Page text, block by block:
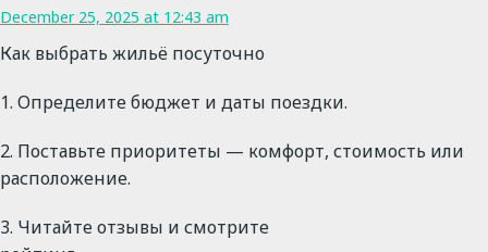
December 25, 2025 at 12:43 am
Как выбрать жильё посуточно
1. Определите бюджет и даты поездки.
2. Поставьте приоритеты — комфорт, стоимость или
расположение.
3. Читайте отзывы и смотрите